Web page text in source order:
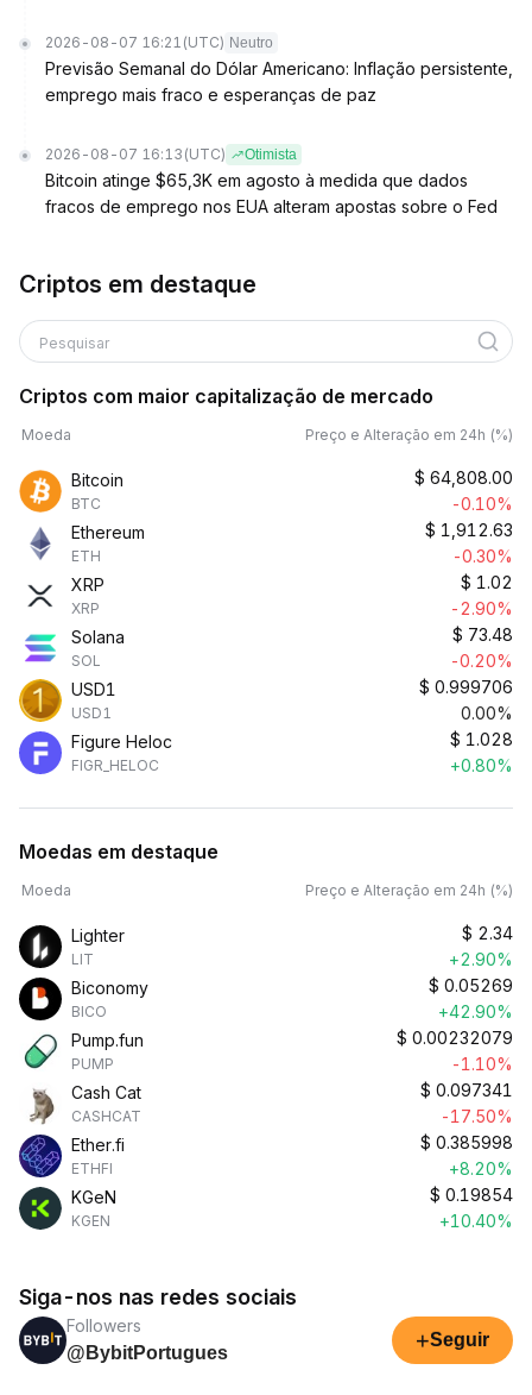
2026-08-07 16:21 (UTC) Neutro
Previsão Semanal do Dólar Americano: Inflação persistente,
emprego mais fraco e esperanças de paz
2026-08-07 16:13 (UTC) Otimista
Bitcoin atinge $65,3K em agosto à medida que dados
fracos de emprego nos EUA alteram apostas sobre o Fed
Criptos em destaque
Pesquisar
Criptos com maior capitalização de mercado
Moeda Preço e Alteração em 24h (%)
Bitcoin
BTC
$ 64,808.00
-0.10%
Ethereum
ETH
$ 1,912.63
-0.30%
XRP
XRP
$ 1.02
-2.90%
Solana
SOL
$ 73.48
-0.20%
USD1
USD1
$ 0.999706
0.00%
Figure Heloc
FIGR_HELOC
$ 1.028
+0.80%
Moedas em destaque
Moeda Preço e Alteração em 24h (%)
Lighter
LIT
$ 2.34
+2.90%
Biconomy
BICO
$ 0.05269
+42.90%
Pump.fun
PUMP
$ 0.00232079
-1.10%
Cash Cat
CASHCAT
$ 0.097341
-17.50%
Ether.fi
ETHFI
$ 0.385998
+8.20%
KGeN
KGEN
$ 0.19854
+10.40%
Siga-nos nas redes sociais
Followers
@BybitPortugues
+Seguir